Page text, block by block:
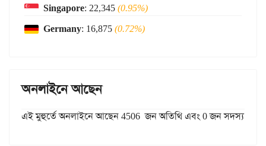
Singapore: 22,345(0.95%)
Germany: 16,875(0.72%)
অনলাইনে আছেন
এই মুহুর্তে অনলাইনে আছেন 4506 জন অতিথি এবং 0 জন সদস্য